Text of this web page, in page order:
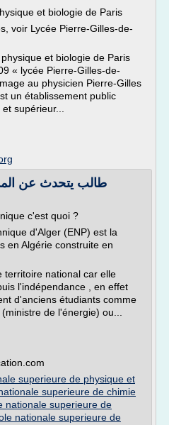
et biologie de Paris
voir Lycée Pierre-Gilles-de-
et biologie de Paris
« lycée Pierre-Gilles-de-
au physicien Pierre-Gilles
un établissement public
supérieur...
طالب يتحدث عن
c'est quoi ?
d'Alger (ENP) est la
en Algérie construite en
territoire national car elle
l'indépendance , en effet
d'anciens étudiants comme
de l'énergie) ou...
superieure de physique et
superieure de chimie
nationale superieure de
nationale superieure de